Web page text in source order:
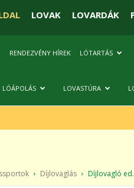
LOVAK LOVARDÁK
RENDEZVÉNY HÍREK LÓTARTÁS
LÓÁPOLÁS LOVASTÚRA
Díjlovaglás Díjlovagló